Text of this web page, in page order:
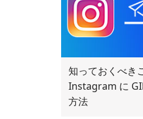
知っておくべき
Instagram に
方法